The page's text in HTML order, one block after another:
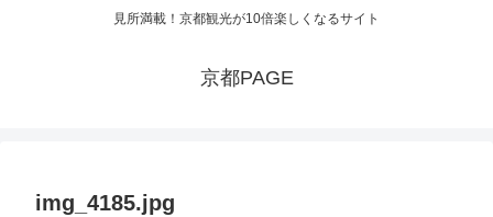
見所満載！京都観光が10倍楽しくなるサイト
京都PAGE
img_4185.jpg